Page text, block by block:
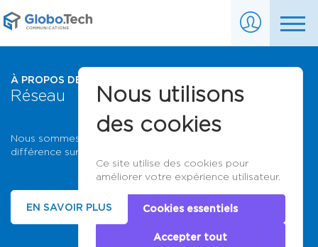
À PROPOS DE NOTRE
Réseau
Nous sommes fiers de notre réseau. Vous remarquerez la
différence sur notre infrastructure de niveau supérieur.
EN SAVOIR PLUS
Nous utilisons
des cookies
Ce site utilise des cookies pour
améliorer votre expérience utilisateur.
Cookies essentiels
Accepter tout